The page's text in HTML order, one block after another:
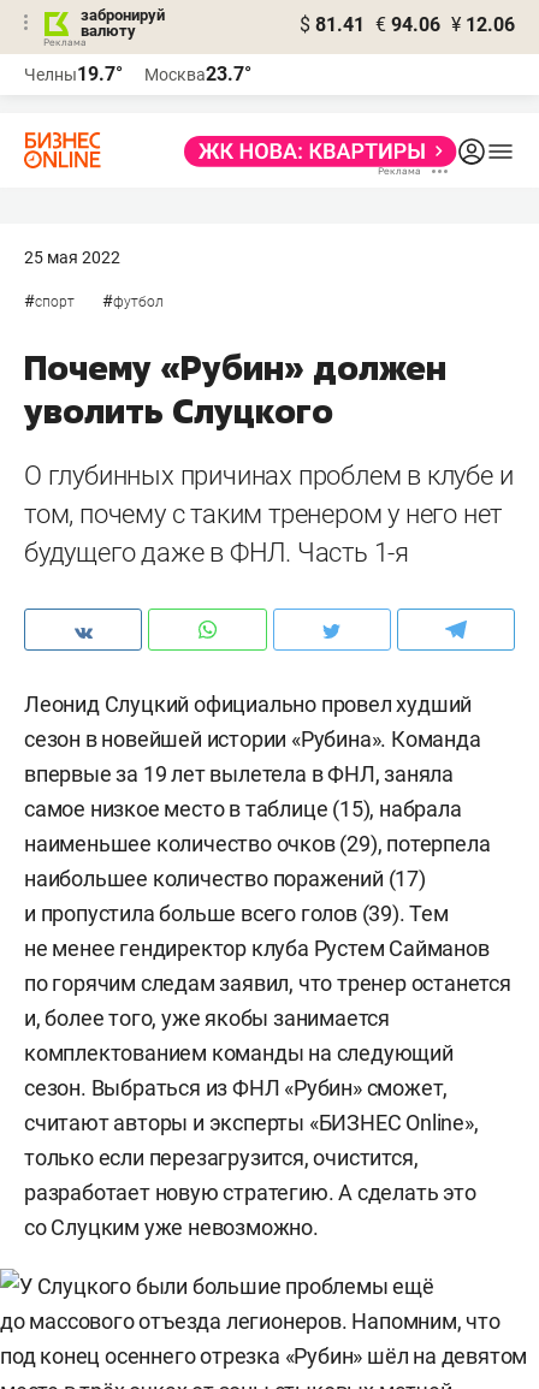
забронируй
валюту
$ 81.41 € 94.06 ¥ 12.06
Челны19.7° Москва23.7°
25 мая 2022
#спорт #футбол
Почему «Рубин» должен
уволить Слуцкого
О глубинных причинах проблем в клубе и
том, почему с таким тренером у него нет
будущего даже в ФНЛ. Часть 1-я
Леонид Слуцкий официально провел худший
сезон в новейшей истории «Рубина». Команда
впервые за 19 лет вылетела в ФНЛ, заняла
самое низкое место в таблице (15), набрала
наименьшее количество очков (29), потерпела
наибольшее количество поражений (17)
и пропустила больше всего голов (39). Тем
не менее гендиректор клуба Рустем Сайманов
по горячим следам заявил, что тренер останется
и, более того, уже якобы занимается
комплектованием команды на следующий
сезон. Выбраться из ФНЛ «Рубин» сможет,
считают авторы и эксперты «БИЗНЕС Online»,
только если перезагрузится, очистится,
разработает новую стратегию. А сделать это
со Слуцким уже невозможно.